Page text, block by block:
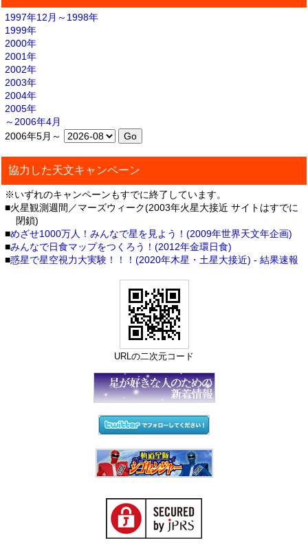
1997年12月～1998年
1999年
2000年
2001年
2002年
2003年
2004年
2005年
～2006年4月
2006年5月～
協力した天文キャンペーン
※いずれのキャンペーンもすでに終了しています。
■火星観測週間／マーズウィーク(2003年火星大接近 サイトはすでに
閉鎖)
■めざせ1000万人！みんなで星を見よう！(2009年世界天文年企画)
■みんなで日食マップをつくろう！(2012年金環日食)
■惑星で星空視力大実験！！！(2020年木星・土星大接近) - 結果速報
URLの二次元コード